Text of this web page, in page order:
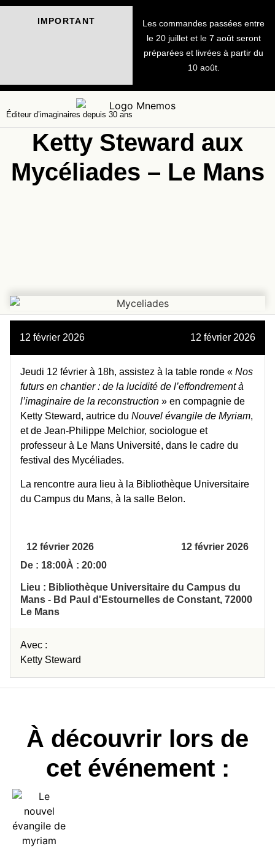
IMPORTANT
Les commandes passées entre
le 20 juillet et le 7 août seront
préparées et livrées à partir du
10 août.
Éditeur d’imaginaires depuis 30 ans
Ketty Steward aux
Mycéliades – Le Mans
12 février 2026 12 février 2026
Jeudi 12 février à 18h, assistez à la table ronde « Nos
futurs en chantier : de la lucidité de l’effondrement à
l’imaginaire de la reconstruction » en compagnie de
Ketty Steward, autrice du Nouvel évangile de Myriam,
et de Jean-Philippe Melchior, sociologue et
professeur à Le Mans Université, dans le cadre du
festival des Mycéliades.
La rencontre aura lieu à la Bibliothèque Universitaire
du Campus du Mans, à la salle Belon.
12 février 2026
12 février 2026
De : 18:00À : 20:00
Lieu : Bibliothèque Universitaire du Campus du
Mans - Bd Paul d'Estournelles de Constant, 72000
Le Mans
Avec :
Ketty Steward
À découvrir lors de
cet événement :